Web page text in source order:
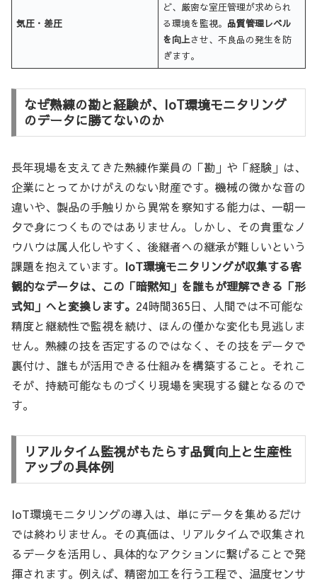
気圧・差圧
ど、厳密な室圧管理が求められ
る環境を監視。 品質管理レベル
を向上させ、不良品の発生を防
ぎます。
なぜ熟練の勘と経験が、IoT環境モニタリング
のデータに勝てないのか
長年現場を支えてきた熟練作業員の「勘」や「経験」は、
企業にとってかけがえのない財産です。機械の微かな音の
違いや、製品の手触りから異常を察知する能力は、一朝一
夕で身につくものではありません。しかし、その貴重なノ
ウハウは属人化しやすく、後継者への継承が難しいという
課題を抱えています。 IoT環境モニタリングが収集する客
観的なデータは、この「暗黙知」を誰もが理解できる「形
式知」へと変換します。 24時間365日、人間では不可能な
精度と継続性で監視を続け、ほんの僅かな変化も見逃しま
せん。熟練の技を否定するのではなく、その技をデータで
裏付け、誰もが活用できる仕組みを構築すること。それこ
そが、持続可能なものづくり現場を実現する鍵となるので
す。
リアルタイム監視がもたらす品質向上と生産性
アップの具体例
IoT環境モニタリングの導入は、単にデータを集めるだけ
では終わりません。その真価は、リアルタイムで収集され
るデータを活用し、具体的なアクションに繋げることで発
揮されます。例えば、精密加工を行う工程で、温度センサ